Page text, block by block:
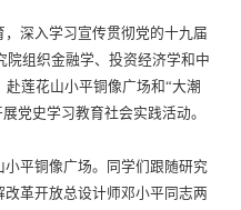
深入学习宣传贯彻党的十九届
院组织金融学、投资经济学和中
莲花山小平铜像广场和“大潮
党史学习教育社会实践活动。
平铜像广场。同学们跟随研究
革开放总设计师邓小平同志两